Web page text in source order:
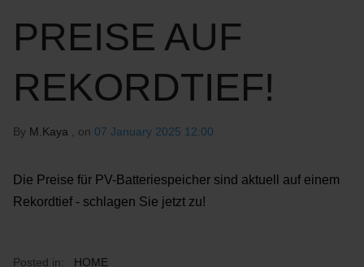
PREISE AUF
REKORDTIEF!
By M.Kaya , on 07 January 2025 12:00
Die Preise für PV-Batteriespeicher sind aktuell auf einem
Rekordtief - schlagen Sie jetzt zu!
Posted in: HOME